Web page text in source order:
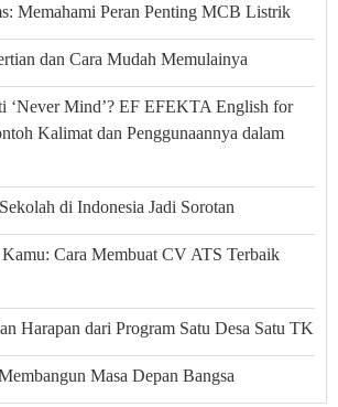
Memahami Peran Penting MCB Listrik
dan Cara Mudah Memulainya
‘Never Mind’? EF EFEKTA English for
Kalimat dan Penggunaannya dalam
di Indonesia Jadi Sorotan
Cara Membuat CV ATS Terbaik
Harapan dari Program Satu Desa Satu TK
Masa Depan Bangsa